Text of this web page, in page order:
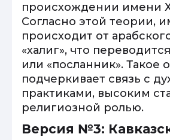
происхождении имени
Согласно этой теории,
происходит от
«халиг», что
или «посланник». Такое
подчеркивает связь с
практиками, высоким
религиозной ролью.
Версия №3: